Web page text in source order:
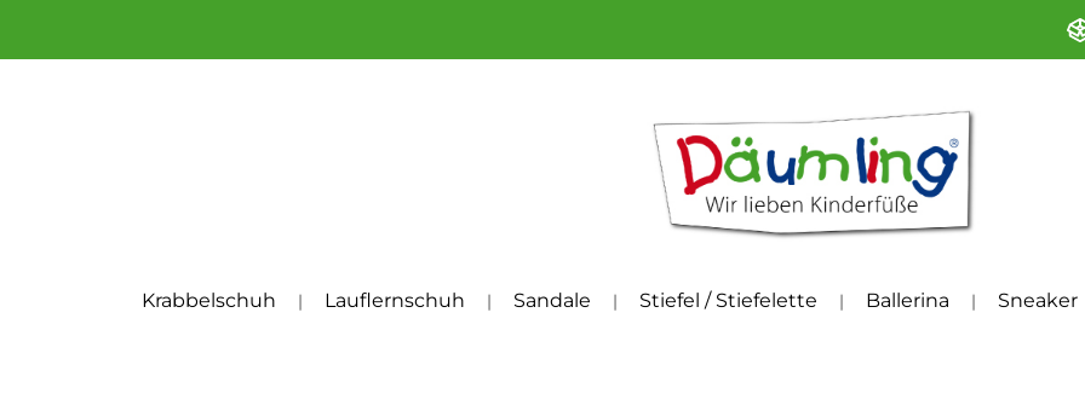
Krabbelschuh Lauflernschuh Sandale Stiefel / Stiefelette Ballerina Sneaker